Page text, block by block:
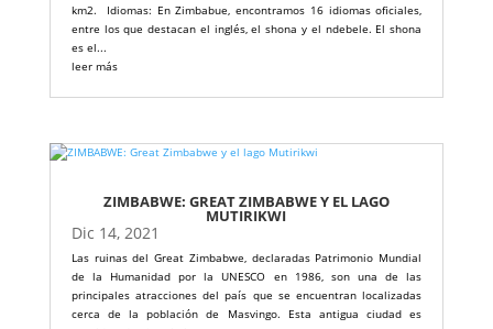
km2. Idiomas: En Zimbabue, encontramos 16 idiomas oficiales,
entre los que destacan el inglés, el shona y el ndebele. El shona
es el...
leer más
ZIMBABWE: GREAT ZIMBABWE Y EL LAGO
MUTIRIKWI
Dic 14, 2021
Las ruinas del Great Zimbabwe, declaradas Patrimonio Mundial
de la Humanidad por la UNESCO en 1986, son una de las
principales atracciones del país que se encuentran localizadas
cerca de la población de Masvingo. Esta antigua ciudad es